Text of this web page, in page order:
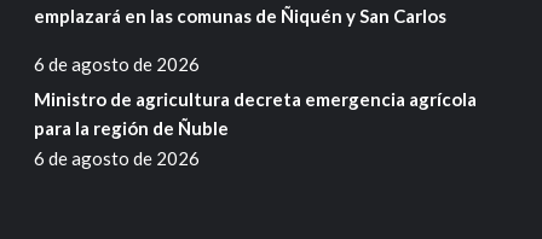
emplazará en las comunas de Ñiquén y San Carlos
6 de agosto de 2026
Ministro de agricultura decreta emergencia agrícola
para la región de Ñuble
6 de agosto de 2026